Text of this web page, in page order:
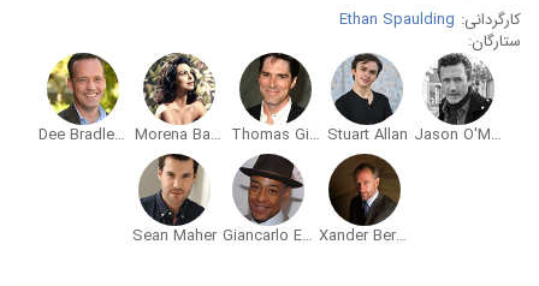
کارگردانی: Ethan Spaulding
ستارگان:
Jason O'Mara
Stuart Allan
Thomas Gibson
Morena Baccarin
Dee Bradley Baker
Xander Berkeley
Giancarlo Esposito
Sean Maher